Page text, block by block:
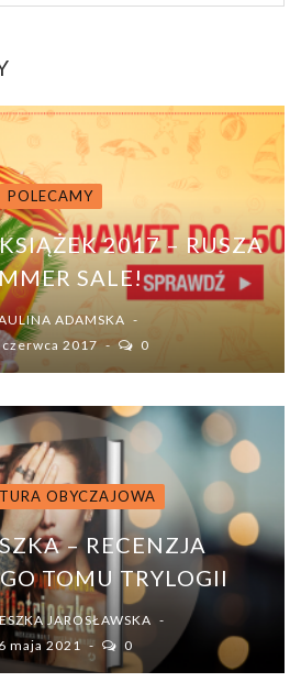
POLECAMY
2017 – RUSZA
SALE!
ADAMSKA
2017
0
OBYCZAJOWA
– RECENZJA
TOMU TRYLOGII
JAROSŁAWSKA
6 maja 2021
0